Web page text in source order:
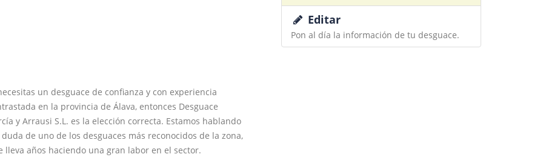
un desguace de confianza y con experiencia
en la provincia de Álava, entonces Desguace
y Arrausi S.L. es la elección correcta. Estamos hablando
de uno de los desguaces más reconocidos de la zona,
lleva años haciendo una gran labor en el sector.
Editar
Pon al día la información de tu desguace.